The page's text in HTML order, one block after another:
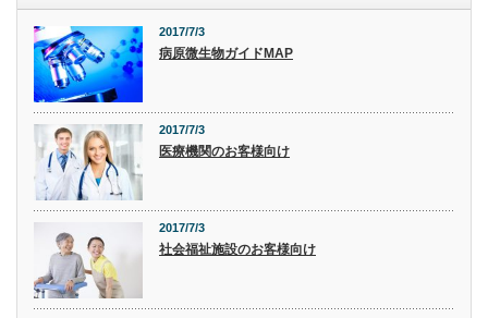
2017/7/3
病原微生物ガイドMAP
2017/7/3
医療機関のお客様向け
2017/7/3
社会福祉施設のお客様向け